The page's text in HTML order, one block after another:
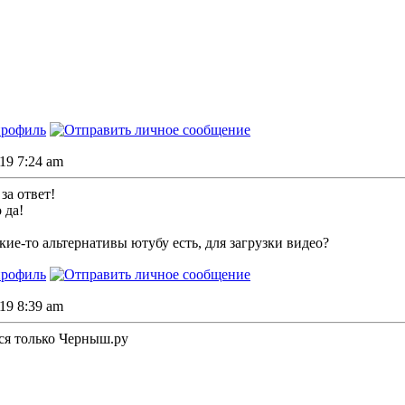
7:24 am
ответ!
да!
то альтернативы ютубу есть, для загрузки видео?
8:39 am
только Черныш.ру